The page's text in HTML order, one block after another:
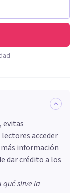
evitas
acceder
información
dar crédito a los
qué sirve la